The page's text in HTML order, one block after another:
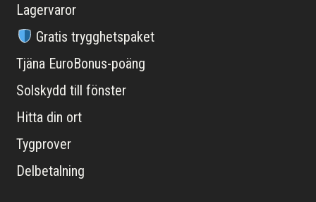
Lagervaror
Gratis trygghetspaket
Tjäna EuroBonus-poäng
Solskydd till fönster
Hitta din ort
Tygprover
Delbetalning